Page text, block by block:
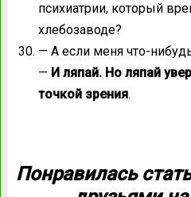
психиатрии, который
хлебозаводе?
— А если меня что-
— И ляпай. Но ляпай
точкой зрения.
Понравилась